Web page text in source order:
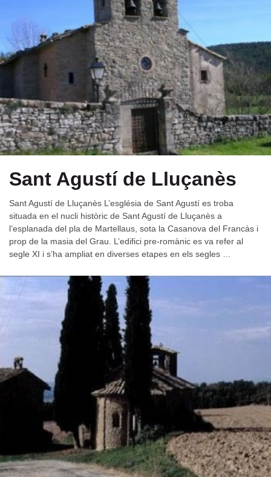
Sant Agustí de Lluçanès
Sant Agustí de Lluçanès L’església de Sant Agustí es troba
situada en el nucli històric de Sant Agustí de Lluçanès a
l’esplanada del pla de Martellaus, sota la Casanova del Francàs i
prop de la masia del Grau. L’edifici pre-romànic es va refer al
segle XI i s’ha ampliat en diverses etapes en els segles …